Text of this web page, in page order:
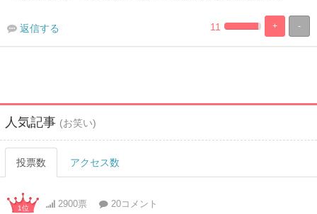
-
+
11
返信する
人気記事 (お笑い)
投票数 アクセス数
1位 2900票 20コメント